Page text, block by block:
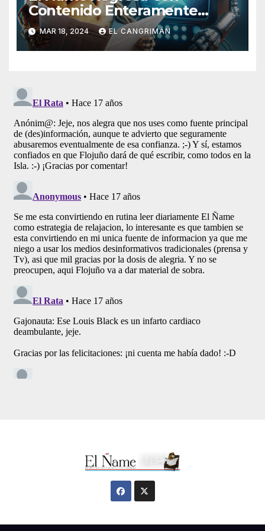
Contenido Enteramente
Generado Por Inteligencia
Artificial
MAR 18, 2024 EL CANGRIMÁN